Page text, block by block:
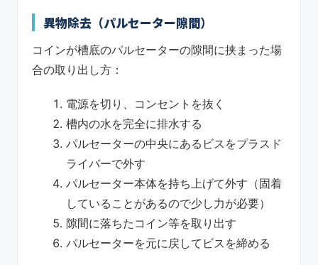
異物除去（パルセーター隙間）
コインが槽底のパルセーターの隙間に挟まった場
合の取り出し方：
電源を切り、コンセントを抜く
槽内の水を完全に排水する
パルセーターの中央にあるビスをプラスド
ライバーで外す
パルセーター本体を持ち上げて外す（固着
していることがあるので少し力が必要）
隙間に落ちたコイン等を取り出す
パルセーターを元に戻してビスを締める